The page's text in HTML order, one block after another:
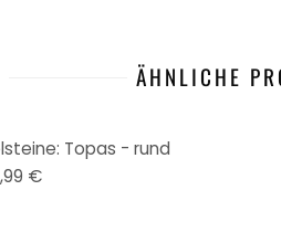
ÄHNLICHE
Topas - rund
€